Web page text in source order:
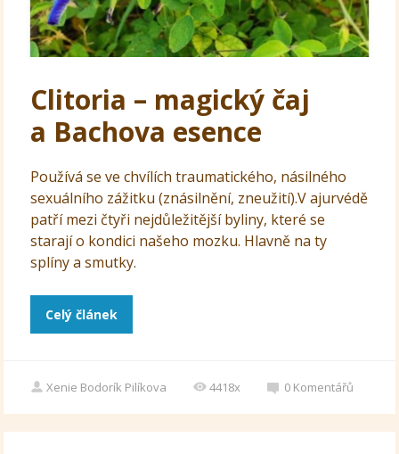
Clitoria – magický čaj
a Bachova esence
Používá se ve chvílích traumatického, násilného
sexuálního zážitku (znásilnění, zneužití).V ajurvédě
patří mezi čtyři nejdůležitější byliny, které se
starají o kondici našeho mozku. Hlavně na ty
splíny a smutky.
Celý článek
Xenie Bodorík Pilíkova 4418x 0 Komentářů